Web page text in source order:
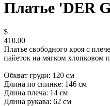
Платье 'DER
$
410.00
Платье свободного кроя с
пайеток на мягком хлопковом
Обхват груди: 120 см
Длина по спинке: 146 см
Длина плеча: 14 см
Длина рукава: 62 см